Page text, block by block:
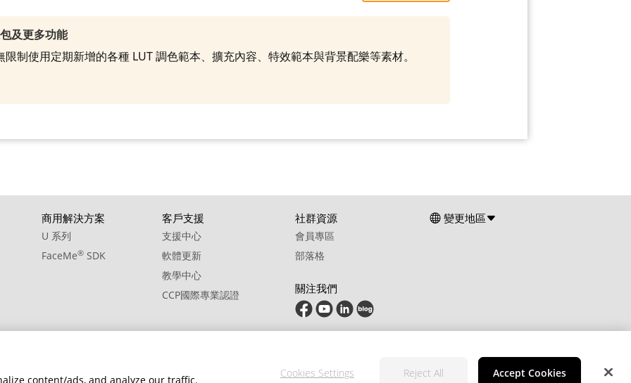
及更多功能
制使用定期新增的各種 LUT 調色範本、擴充內容、特效範本與背景配樂等素材。
商用解決方案
U 系列
FaceMe® SDK
客戶支援
支援中心
軟體更新
教學中心
CCP國際專業認證
社群資源
會員專區
部落格
關注我們
變更地區
content/ads, and analyze our traffic.
Cookies Settings Reject All Accept Cookies